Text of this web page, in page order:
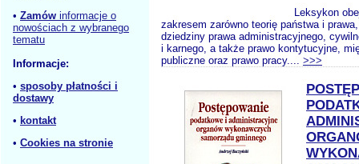
• Zamów informacje o
nowościach z wybranego
tematu
Informacje:
• sposoby płatności i
dostawy
• kontakt
• Cookies na stronie
Leksykon
zakresem zarówno teorię państwa i
dziedziny prawa administracyjnego,
i karnego, a także prawo kontytucyjne,
publiczne oraz prawo pracy.... >>>